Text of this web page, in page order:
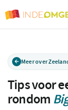
Meer over
Tips voor
rondom